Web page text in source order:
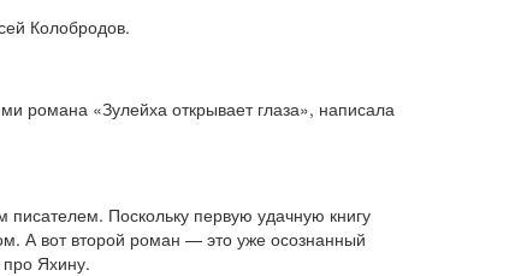
Колобродов.
романа «Зулейха открывает глаза», написала
писателем. Поскольку первую удачную книгу
А вот второй роман — это уже осознанный
Яхину.